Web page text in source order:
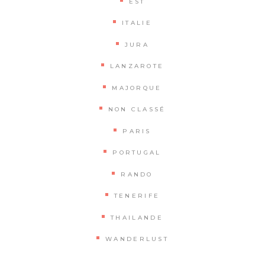
ITALIE
JURA
LANZAROTE
MAJORQUE
NON CLASSÉ
PARIS
PORTUGAL
RANDO
TENERIFE
THAILANDE
WANDERLUST